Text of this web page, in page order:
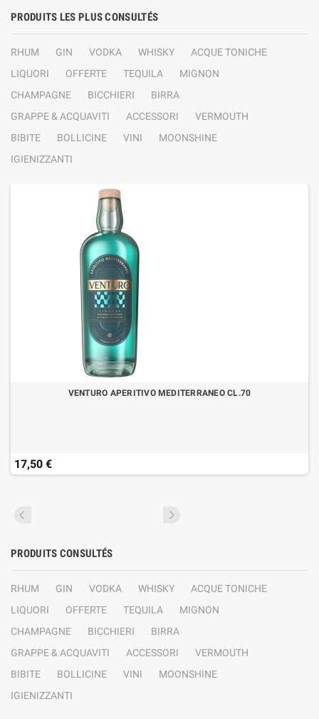
PRODUITS LES PLUS CONSULTÉS
RHUM GIN VODKA WHISKY
ACQUE TONICHE
LIQUORI
OFFERTE TEQUILA
MIGNON
CHAMPAGNE
BICCHIERI
BIRRA
GRAPPE & ACQUAVITI
ACCESSORI
VERMOUTH
BIBITE
BOLLICINE VINI
MOONSHINE
IGIENIZZANTI
VENTURO APERITIVO MEDITERRANEO CL.70
17,50 €
PRODUITS CONSULTÉS
RHUM GIN VODKA WHISKY
ACQUE TONICHE
LIQUORI
OFFERTE TEQUILA
MIGNON
CHAMPAGNE
BICCHIERI
BIRRA
GRAPPE & ACQUAVITI
ACCESSORI
VERMOUTH
BIBITE
BOLLICINE VINI
MOONSHINE
IGIENIZZANTI